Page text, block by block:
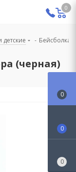
0
(черная)
детские - Бейсболка
0
0
0